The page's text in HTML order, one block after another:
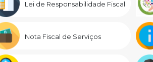
Lei de Responsabilidade Fiscal
Nota Fiscal de Serviços